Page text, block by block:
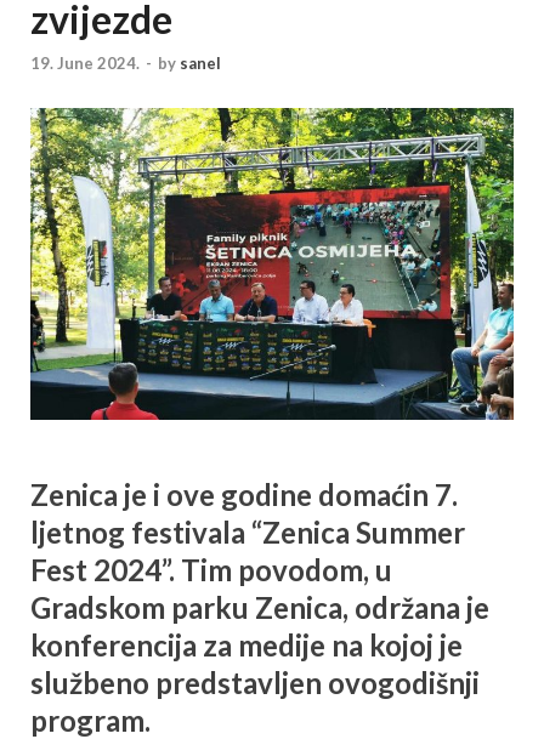
zvijezde
19. June 2024. - by sanel
Zenica je i ove godine domaćin 7.
ljetnog festivala “Zenica Summer
Fest 2024”. Tim povodom, u
Gradskom parku Zenica, održana je
konferencija za medije na kojoj je
službeno predstavljen ovogodišnji
program.